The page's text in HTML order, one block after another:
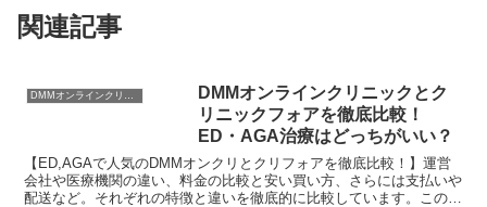
関連記事
DMMオンラインクリニック
DMMオンラインクリニックとク
リニックフォアを徹底比較！
ED・AGA治療はどっちがいい？
【ED,AGAで人気のDMMオンクリとクリフォアを徹底比較！】運営
会社や医療機関の違い、料金の比較と安い買い方、さらには支払いや
配送など。それぞれの特徴と違いを徹底的に比較しています。この記